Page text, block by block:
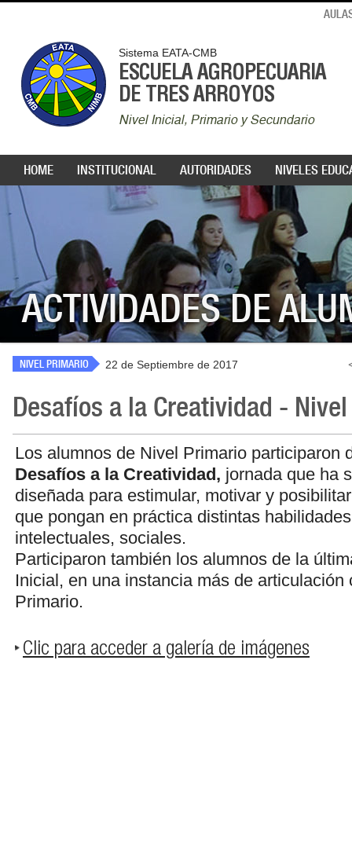
Sistema EATA-CMB
ESCUELA AGROPECUARIA
DE TRES ARROYOS
Nivel Inicial, Primario y Secundario
HOME INSTITUCIONAL AUTORIDADES NIVELES
ACTIVIDADES DE
NIVEL PRIMARIO 22 de Septiembre de 2017
Desafíos a la Creatividad -
Los alumnos de Nivel Primario participaron
Desafíos a la Creatividad, jornada que ha
diseñada para estimular, motivar y
que pongan en práctica distintas
intelectuales, sociales.
Participaron también los alumnos de la
Inicial, en una instancia más de articulación
Primario.
Clic para acceder a galería de imágenes